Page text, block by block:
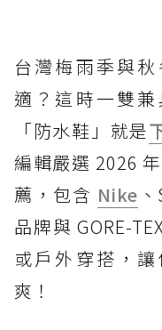
台灣梅雨季與
適？這時一雙
「防水鞋」就是
編輯嚴選 2026
薦，包含 Nike
品牌與 GORE-
或戶外穿搭，
爽！